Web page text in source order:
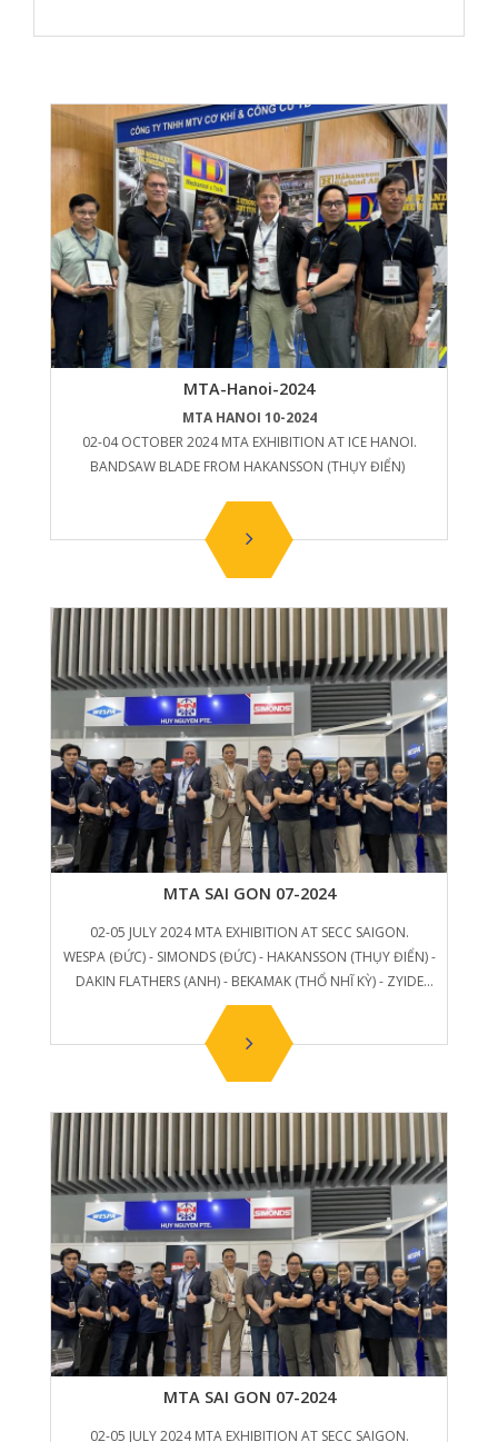
MTA-Hanoi-2024
MTA HANOI 10-2024
02-04 OCTOBER 2024 MTA EXHIBITION AT ICE HANOI.
BANDSAW BLADE FROM HAKANSSON (THỤY ĐIỂN)
MTA SAI GON 07-2024
02-05 JULY 2024 MTA EXHIBITION AT SECC SAIGON.
WESPA (ĐỨC) - SIMONDS (ĐỨC) - HAKANSSON (THỤY ĐIỂN) -
DAKIN FLATHERS (ANH) - BEKAMAK (THỔ NHĨ KỲ) - ZYIDE
(TQ).
MTA SAI GON 07-2024
02-05 JULY 2024 MTA EXHIBITION AT SECC SAIGON.